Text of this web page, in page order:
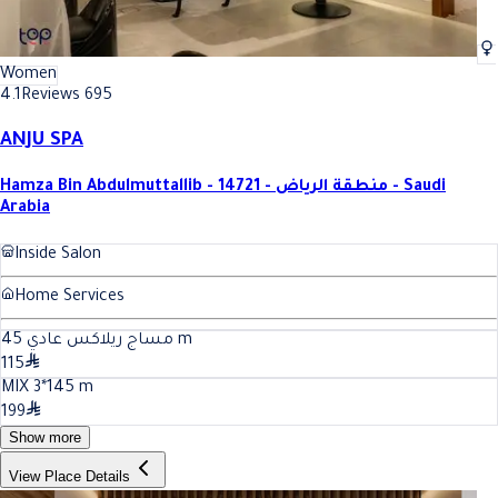
Women
4.1Reviews 695
ANJU SPA
Hamza Bin Abdulmuttallib - 14721 - منطقة الرياض - Saudi
Arabia
Inside Salon
Home Services
مساج ريلاكس عادي 45
m
115
MIX 3*145 m
199
Show more
View Place Details